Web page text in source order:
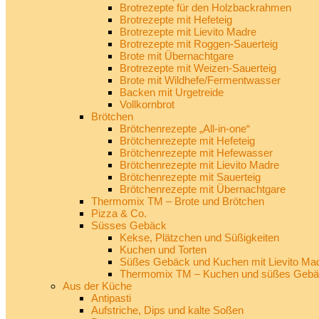
Brotrezepte für den Holzbackrahmen
Brotrezepte mit Hefeteig
Brotrezepte mit Lievito Madre
Brotrezepte mit Roggen-Sauerteig
Brote mit Übernachtgare
Brotrezepte mit Weizen-Sauerteig
Brote mit Wildhefe/Fermentwasser
Backen mit Urgetreide
Vollkornbrot
Brötchen
Brötchenrezepte „All-in-one“
Brötchenrezepte mit Hefeteig
Brötchenrezepte mit Hefewasser
Brötchenrezepte mit Lievito Madre
Brötchenrezepte mit Sauerteig
Brötchenrezepte mit Übernachtgare
Thermomix TM – Brote und Brötchen
Pizza & Co.
Süsses Gebäck
Kekse, Plätzchen und Süßigkeiten
Kuchen und Torten
Süßes Gebäck und Kuchen mit Lievito
Thermomix TM – Kuchen und süßes
Aus der Küche
Antipasti
Aufstriche, Dips und kalte Soßen